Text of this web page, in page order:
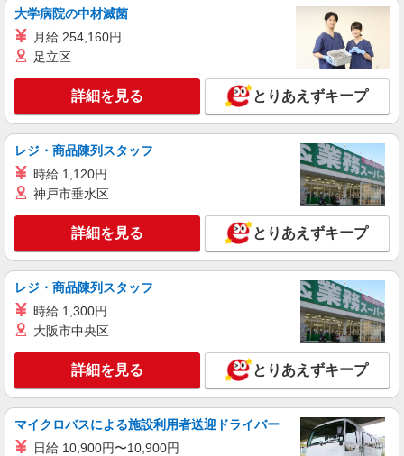
大学病院の中材滅菌
月給 254,160円
足立区
詳細を見る とりあえずキープ
レジ・商品陳列スタッフ
時給 1,120円
神戸市垂水区
詳細を見る とりあえずキープ
レジ・商品陳列スタッフ
時給 1,300円
大阪市中央区
詳細を見る とりあえずキープ
マイクロバスによる施設利用者送迎ドライバー
日給 10,900円〜10,900円